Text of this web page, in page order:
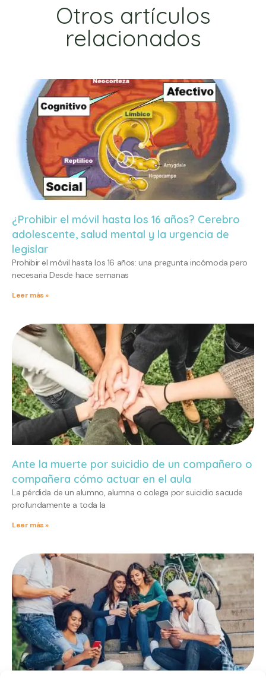
Otros artículos
relacionados
¿Prohibir el móvil hasta los 16 años? Cerebro
adolescente, salud mental y la urgencia de
legislar
Prohibir el móvil hasta los 16 años: una pregunta incómoda pero
necesaria Desde hace semanas
Leer más »
Ante la muerte por suicidio de un compañero o
compañera cómo actuar en el aula
La pérdida de un alumno, alumna o colega por suicidio sacude
profundamente a toda la
Leer más »